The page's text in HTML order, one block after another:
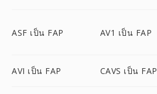
ASF เป็น FAP AV1 เป็น FAP
AVI เป็น FAP CAVS เป็น FAP